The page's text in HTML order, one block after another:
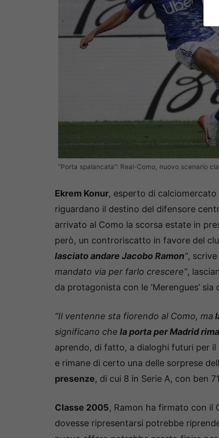
“Porta spalancata”: Real-Como, nuovo scenario
Ekrem Konur, esperto di
riguardano il destino del difensore
arrivato al Como la scorsa estate in
però, un controriscatto in favore del
lasciato andare Jacobo Ramon“, scrive
mandato via per farlo crescere”,
da protagonista con le ‘Merengues’
“Il ventenne sta fiorendo al Como, ma
significano che la porta per Madrid
aprendo, di fatto, a dialoghi futuri per
e rimane di certo una delle sorprese
presenze, di cui 8 in Serie A, con ben
Classe 2005, Ramon ha firmato con il
dovesse ripresentarsi potrebbe